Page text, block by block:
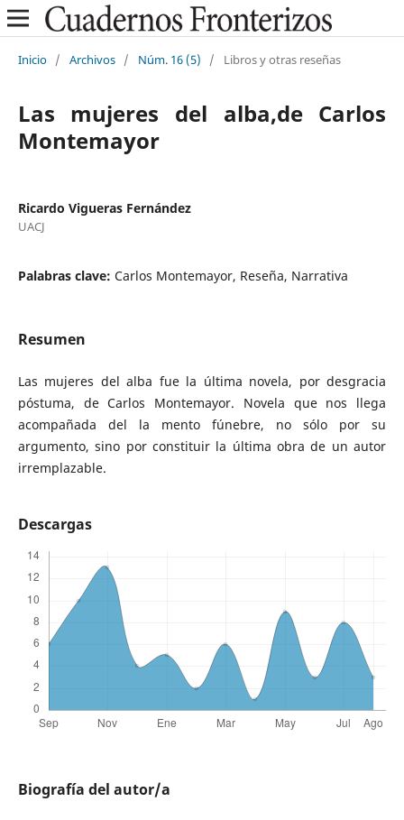
Inicio / Archivos / Núm. 16 (5) / Libros y otras reseñas
Las mujeres del alba,de Carlos
Montemayor
Ricardo Vigueras Fernández
UACJ
Palabras clave: Carlos Montemayor, Reseña, Narrativa
Resumen
Las mujeres del alba fue la última novela, por desgracia
póstuma, de Carlos Montemayor. Novela que nos llega
acompañada del la­ mento fúnebre, no sólo por su
argumento, sino por constituir la última obra de un autor
irremplazable.
Descargas
Biografía del autor/a